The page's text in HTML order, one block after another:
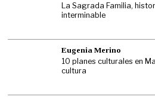
La Sagrada Familia,
interminable
Eugenia Merino
10 planes culturales en
cultura